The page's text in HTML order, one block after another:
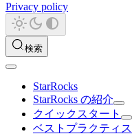
Privacy policy
検索
StarRocks
StarRocks の紹介
クイックスタート
ベストプラクティス